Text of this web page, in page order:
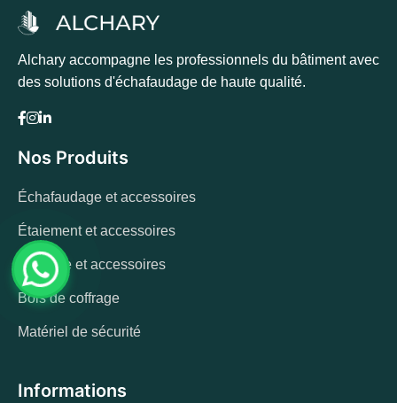
Alchary accompagne les professionnels du bâtiment avec
des solutions d'échafaudage de haute qualité.
Nos Produits
Échafaudage et accessoires
Étaiement et accessoires
Coffrage et accessoires
Bois de coffrage
Matériel de sécurité
Informations